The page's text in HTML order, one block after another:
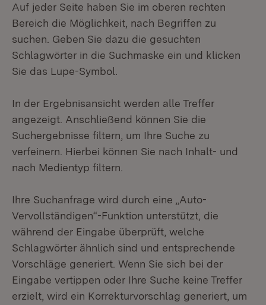
Auf jeder Seite haben Sie im oberen rechten
Bereich die Möglichkeit, nach Begriffen zu
suchen. Geben Sie dazu die gesuchten
Schlagwörter in die Suchmaske ein und klicken
Sie das Lupe-Symbol.
In der Ergebnisansicht werden alle Treffer
angezeigt. Anschließend können Sie die
Suchergebnisse filtern, um Ihre Suche zu
verfeinern. Hierbei können Sie nach Inhalt- und
nach Medientyp filtern.
Ihre Suchanfrage wird durch eine „Auto-
Vervollständigen“-Funktion unterstützt, die
während der Eingabe überprüft, welche
Schlagwörter ähnlich sind und entsprechende
Vorschläge generiert. Wenn Sie sich bei der
Eingabe vertippen oder Ihre Suche keine Treffer
erzielt, wird ein Korrekturvorschlag generiert, um